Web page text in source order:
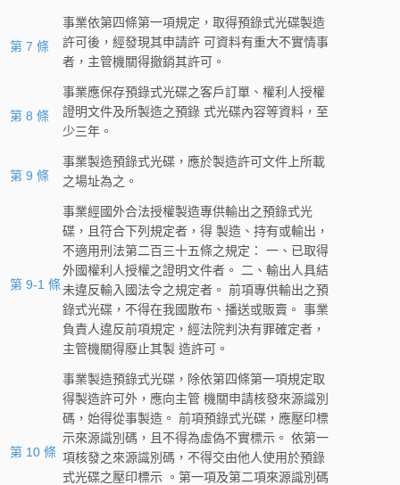
第 7 條
事業依第四條第一項規定，取得預錄式光碟製造
許可後，經發現其申請許 可資料有重大不實情事
者，主管機關得撤銷其許可。
第 8 條
事業應保存預錄式光碟之客戶訂單、權利人授權
證明文件及所製造之預錄 式光碟內容等資料，至
少三年。
第 9 條
事業製造預錄式光碟，應於製造許可文件上所載
之場址為之。
第 9-1 條
事業經國外合法授權製造專供輸出之預錄式光
碟，且符合下列規定者，得 製造、持有或輸出，
不適用刑法第二百三十五條之規定： 一、已取得
外國權利人授權之證明文件者。 二、輸出人具結
未違反輸入國法令之規定者。 前項專供輸出之預
錄式光碟，不得在我國散布、播送或販賣。 事業
負責人違反前項規定，經法院判決有罪確定者，
主管機關得廢止其製 造許可。
第 10 條
事業製造預錄式光碟，除依第四條第一項規定取
得製造許可外，應向主管 機關申請核發來源識別
碼，始得從事製造。 前項預錄式光碟，應壓印標
示來源識別碼，且不得為虛偽不實標示。 依第一
項核發之來源識別碼，不得交由他人使用於預錄
式光碟之壓印標示 。第一項及第二項來源識別碼